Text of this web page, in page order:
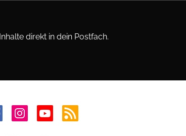
direkt in dein Postfach.